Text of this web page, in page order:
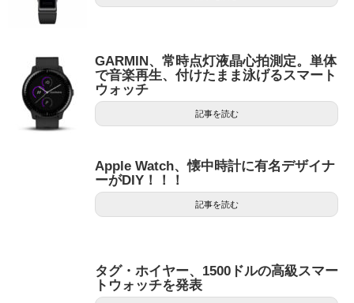
GARMIN、常時点灯液晶心拍測定。単体
で音楽再生、付けたまま泳げるスマート
ウォッチ
記事を読む
Apple Watch、懐中時計に有名デザイナ
ーがDIY！！！
記事を読む
タグ・ホイヤー、1500ドルの高級スマー
トウォッチを発表